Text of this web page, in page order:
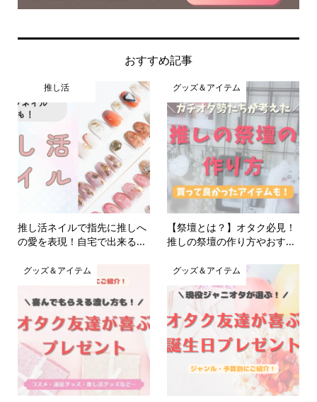
おすすめ記事
推し活
推し活ネイルで指先に推しへ
の愛を表現！自宅で出来る...
グッズ＆アイテム
【祭壇とは？】オタク必見！
推しの祭壇の作り方やおす...
グッズ＆アイテム グッズ＆アイテム